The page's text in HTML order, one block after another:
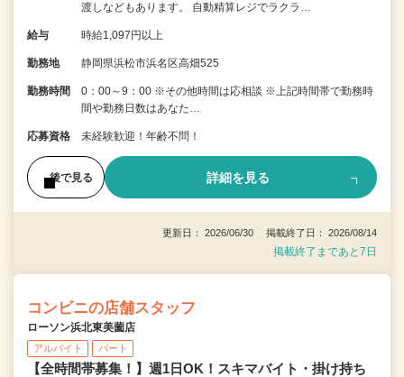
渡しなどもあります。 自動精算レジでラクラ…
給与 時給1,097円以上
勤務地 静岡県浜松市浜名区高畑525
勤務時間
0：00～9：00 ※その他時間は応相談 ※上記時間帯で勤務時
間や勤務日数はあなた…
応募資格 未経験歓迎！年齢不問！
後で見る 詳細を見る
更新日： 2026/06/30 掲載終了日： 2026/08/14
掲載終了まであと7日
コンビニの店舗スタッフ
ローソン浜北東美薗店
アルバイト パート
【全時間帯募集！】週1日OK！スキマバイト・掛け持ち